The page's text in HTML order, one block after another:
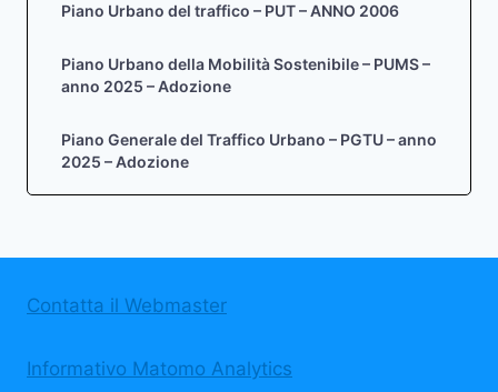
Piano Urbano del traffico – PUT – ANNO 2006
Piano Urbano della Mobilità Sostenibile – PUMS –
anno 2025 – Adozione
Piano Generale del Traffico Urbano – PGTU – anno
2025 – Adozione
Contatta il Webmaster
Informativo Matomo Analytics